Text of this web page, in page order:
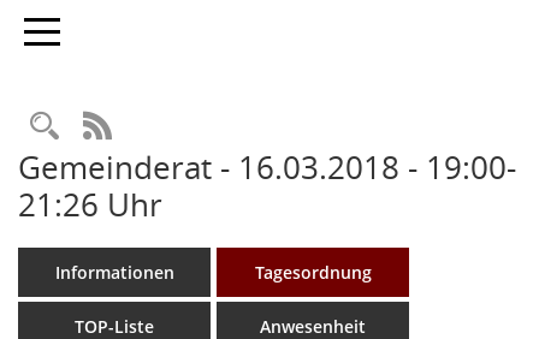
Toggle navigation
Rechercheauswahl
RSS-Feed
Gemeinderat - 16.03.2018 - 19:00-
21:26 Uhr
Informationen Tagesordnung
TOP-Liste Anwesenheit